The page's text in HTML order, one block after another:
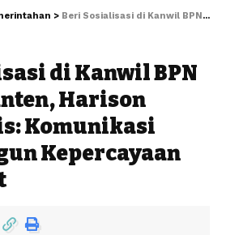
> Beri Sosialisasi di Kanwil BPN Provinsi Banten, Harison Mocodompis: Komunikasi Efektif Bangun Kepercayaan Masyarakat
di Kanwil BPN
Harison
Komunikasi
Kepercayaan